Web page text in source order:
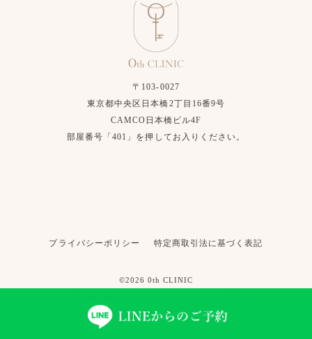
〒103-0027
東京都中央区日本橋2丁目16番9号
CAMCO日本橋ビル4F
部屋番号「401」を押してお入りください。
プライバシーポリシー 特定商取引法に基づく表記
©2026 0th CLINIC